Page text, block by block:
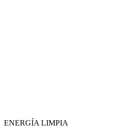
ENERGÍA LIMPIA